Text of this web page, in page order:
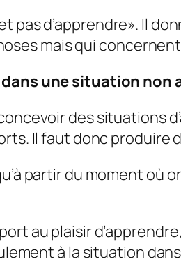
pas d’apprendre». Il
mais qui
une situation non
des situations
Il faut donc produire
partir du moment où
au plaisir
à la situation